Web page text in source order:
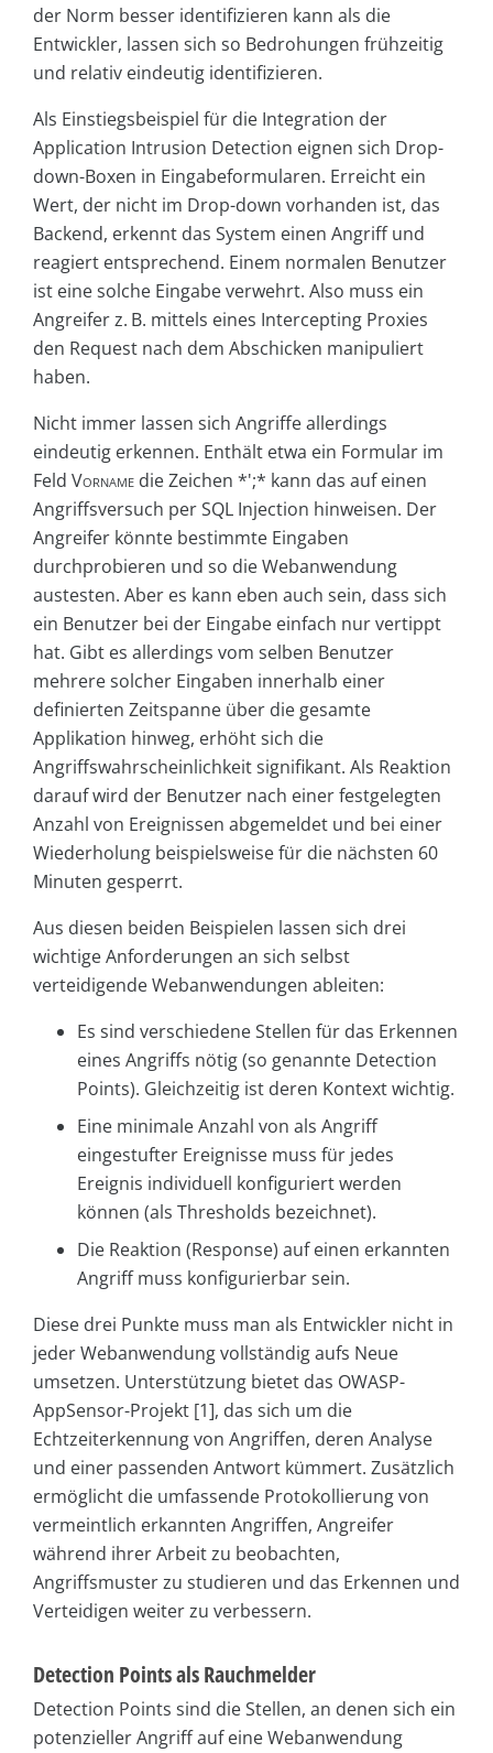
der Norm besser identifizieren kann als die
Entwickler, lassen sich so Bedrohungen frühzeitig
und relativ eindeutig identifizieren.
Als Einstiegsbeispiel für die Integration der
Application Intrusion Detection eignen sich Drop-
down-Boxen in Eingabeformularen. Erreicht ein
Wert, der nicht im Drop-down vorhanden ist, das
Backend, erkennt das System einen Angriff und
reagiert entsprechend. Einem normalen Benutzer
ist eine solche Eingabe verwehrt. Also muss ein
Angreifer z. B. mittels eines Intercepting Proxies
den Request nach dem Abschicken manipuliert
haben.
Nicht immer lassen sich Angriffe allerdings
eindeutig erkennen. Enthält etwa ein Formular im
Feld Vorname die Zeichen *';* kann das auf einen
Angriffsversuch per SQL Injection hinweisen. Der
Angreifer könnte bestimmte Eingaben
durchprobieren und so die Webanwendung
austesten. Aber es kann eben auch sein, dass sich
ein Benutzer bei der Eingabe einfach nur vertippt
hat. Gibt es allerdings vom selben Benutzer
mehrere solcher Eingaben innerhalb einer
definierten Zeitspanne über die gesamte
Applikation hinweg, erhöht sich die
Angriffswahrscheinlichkeit signifikant. Als Reaktion
darauf wird der Benutzer nach einer festgelegten
Anzahl von Ereignissen abgemeldet und bei einer
Wiederholung beispielsweise für die nächsten 60
Minuten gesperrt.
Aus diesen beiden Beispielen lassen sich drei
wichtige Anforderungen an sich selbst
verteidigende Webanwendungen ableiten:
Es sind verschiedene Stellen für das Erkennen
eines Angriffs nötig (so genannte Detection
Points). Gleichzeitig ist deren Kontext wichtig.
Eine minimale Anzahl von als Angriff
eingestufter Ereignisse muss für jedes
Ereignis individuell konfiguriert werden
können (als Thresholds bezeichnet).
Die Reaktion (Response) auf einen erkannten
Angriff muss konfigurierbar sein.
Diese drei Punkte muss man als Entwickler nicht in
jeder Webanwendung vollständig aufs Neue
umsetzen. Unterstützung bietet das OWASP-
AppSensor-Projekt [1], das sich um die
Echtzeiterkennung von Angriffen, deren Analyse
und einer passenden Antwort kümmert. Zusätzlich
ermöglicht die umfassende Protokollierung von
vermeintlich erkannten Angriffen, Angreifer
während ihrer Arbeit zu beobachten,
Angriffsmuster zu studieren und das Erkennen und
Verteidigen weiter zu verbessern.
Detection Points als Rauchmelder
Detection Points sind die Stellen, an denen sich ein
potenzieller Angriff auf eine Webanwendung